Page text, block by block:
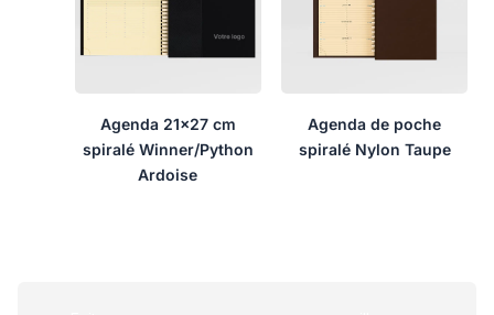
Agenda 21×27 cm
spiralé Winner/Python
Ardoise
Agenda de poche
spiralé Nylon Taupe